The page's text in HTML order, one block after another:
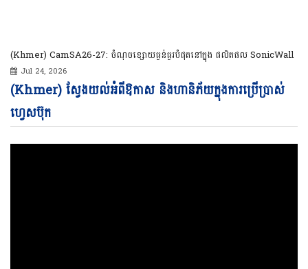
(Khmer) CamSA26-27: ចំណុចខ្សោយធ្ងន់ធ្ងរបំផុតនៅក្នុង ផលិតផល SonicWall
Jul 24, 2026
(Khmer) ស្វែងយល់អំពីឱកាស និងហានិភ័យក្នុងការប្រើប្រាស់
ហ្វេសប៊ុក